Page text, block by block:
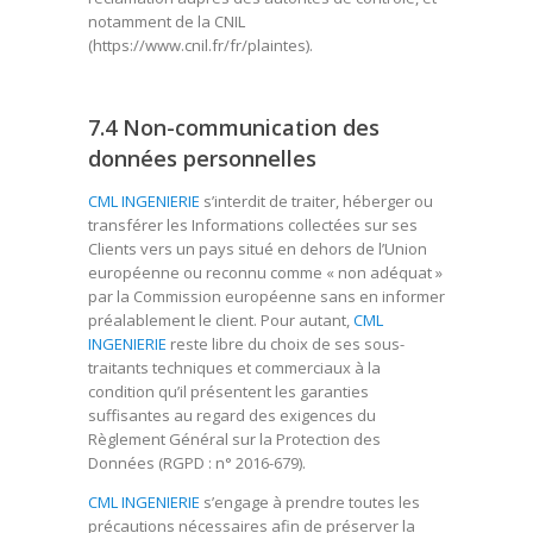
notamment de la CNIL
(https://www.cnil.fr/fr/plaintes).
7.4 Non-communication des
données personnelles
CML INGENIERIE s’interdit de traiter, héberger ou
transférer les Informations collectées sur ses
Clients vers un pays situé en dehors de l’Union
européenne ou reconnu comme « non adéquat »
par la Commission européenne sans en informer
préalablement le client. Pour autant,CML
INGENIERIE reste libre du choix de ses sous-
traitants techniques et commerciaux à la
condition qu’il présentent les garanties
suffisantes au regard des exigences du
Règlement Général sur la Protection des
Données (RGPD : n° 2016-679).
CML INGENIERIE s’engage à prendre toutes les
précautions nécessaires afin de préserver la